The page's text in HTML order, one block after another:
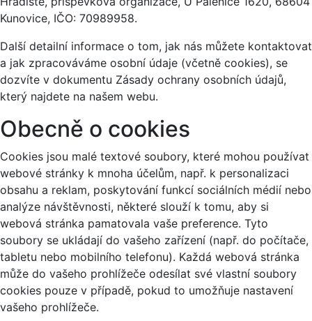
Kunovice, IČO: 70989958.
Další detailní informace o tom, jak nás můžete kontaktovat
a jak zpracováváme osobní údaje (včetně cookies), se
dozvíte v dokumentu Zásady ochrany osobních údajů,
který najdete na našem webu.
Obecně o cookies
Cookies jsou malé textové soubory, které mohou používat
webové stránky k mnoha účelům, např. k personalizaci
obsahu a reklam, poskytování funkcí sociálních médií nebo
analýze návštěvnosti, některé slouží k tomu, aby si
webová stránka pamatovala vaše preference. Tyto
soubory se ukládají do vašeho zařízení (např. do počítače,
tabletu nebo mobilního telefonu). Každá webová stránka
může do vašeho prohlížeče odesílat své vlastní soubory
cookies pouze v případě, pokud to umožňuje nastavení
vašeho prohlížeče.